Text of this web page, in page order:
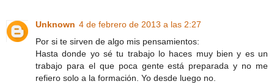
Unknown 4 de febrero de 2013 a las 2:27
Por si te sirven de algo mis pensamientos:
Hasta donde yo sé tu trabajo lo haces muy bien y es un
trabajo para el que poca gente está preparada y no me
refiero solo a la formación. Yo desde luego no.